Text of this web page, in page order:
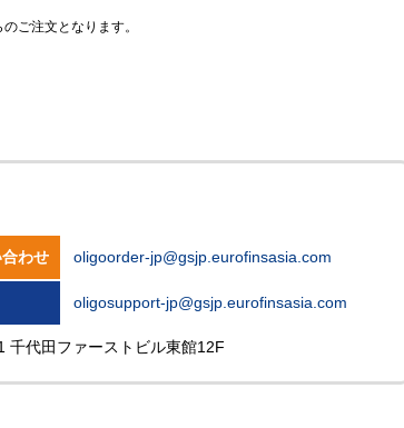
ご注文となります。
わせ oligoorder-jp@gsjp.eurofinsasia.com
oligosupport-jp@gsjp.eurofinsasia.com
千代田ファーストビル東館12F